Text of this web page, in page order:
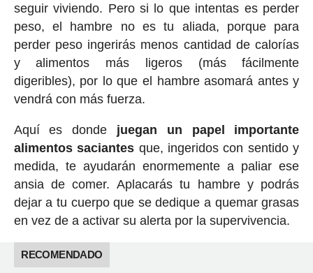
seguir viviendo. Pero si lo que intentas es perder
peso, el hambre no es tu aliada, porque para
perder peso ingerirás menos cantidad de calorías
y alimentos más ligeros (más fácilmente
digeribles), por lo que el hambre asomará antes y
vendrá con más fuerza.
Aquí es donde juegan un papel importante
alimentos saciantes que, ingeridos con sentido y
medida, te ayudarán enormemente a paliar ese
ansia de comer. Aplacarás tu hambre y podrás
dejar a tu cuerpo que se dedique a quemar grasas
en vez de a activar su alerta por la supervivencia.
RECOMENDADO